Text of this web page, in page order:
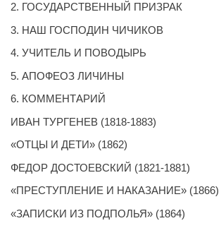
2. ГОСУДАРСТВЕННЫЙ ПРИЗРАК
3. НАШ ГОСПОДИН ЧИЧИКОВ
4. УЧИТЕЛЬ И ПОВОДЫРЬ
5. АПОФЕОЗ ЛИЧИНЫ
6. КОММЕНТАРИЙ
ИВАН ТУРГЕНЕВ (1818-1883)
«ОТЦЫ И ДЕТИ» (1862)
ФЕДОР ДОСТОЕВСКИЙ (1821-1881)
«ПРЕСТУПЛЕНИЕ И НАКАЗАНИЕ» (1866)
«ЗАПИСКИ ИЗ ПОДПОЛЬЯ» (1864)